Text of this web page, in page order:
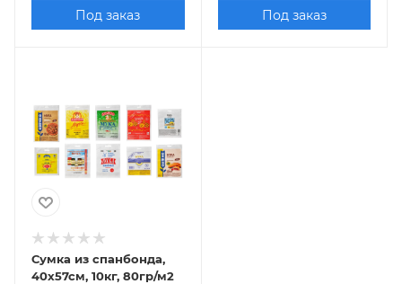
Под заказ Под заказ
Сумка из спанбонда,
40х57см, 10кг, 80гр/м2